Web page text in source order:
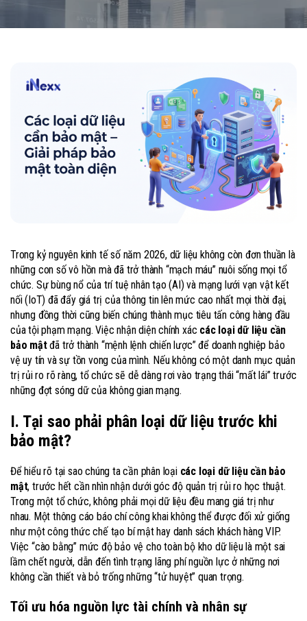
Trong kỷ nguyên kinh tế số năm 2026, dữ liệu không còn đơn thuần là
những con số vô hồn mà đã trở thành “mạch máu” nuôi sống mọi tổ
chức. Sự bùng nổ của trí tuệ nhân tạo (AI) và mạng lưới vạn vật kết
nối (IoT) đã đẩy giá trị của thông tin lên mức cao nhất mọi thời đại,
nhưng đồng thời cũng biến chúng thành mục tiêu tấn công hàng đầu
của tội phạm mạng. Việc nhận diện chính xác các loại dữ liệu cần
bảo mậtđã trở thành “mệnh lệnh chiến lược” để doanh nghiệp bảo
vệ uy tín và sự tồn vong của mình. Nếu không có một danh mục quản
trị rủi ro rõ ràng, tổ chức sẽ dễ dàng rơi vào trạng thái “mất lái” trước
những đợt sóng dữ của không gian mạng.
I. Tại sao phải phân loại dữ liệu trước khi
bảo mật?
Để hiểu rõ tại sao chúng ta cần phân loại các loại dữ liệu cần bảo
mật, trước hết cần nhìn nhận dưới góc độ quản trị rủi ro học thuật.
Trong một tổ chức, không phải mọi dữ liệu đều mang giá trị như
nhau. Một thông cáo báo chí công khai không thể được đối xử giống
như một công thức chế tạo bí mật hay danh sách khách hàng VIP.
Việc “cào bằng” mức độ bảo vệ cho toàn bộ kho dữ liệu là một sai
lầm chết người, dẫn đến tình trạng lãng phí nguồn lực ở những nơi
không cần thiết và bỏ trống những “tử huyệt” quan trọng.
Tối ưu hóa nguồn lực tài chính và nhân sự